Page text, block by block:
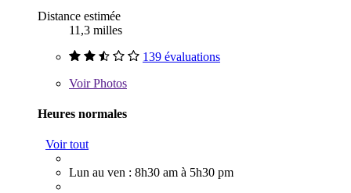
Distance estimée
11,3 milles
139 évaluations
VoirPhotos
Heures normales
Voir tout
Lun au ven : 8h30 am à 5h30 pm